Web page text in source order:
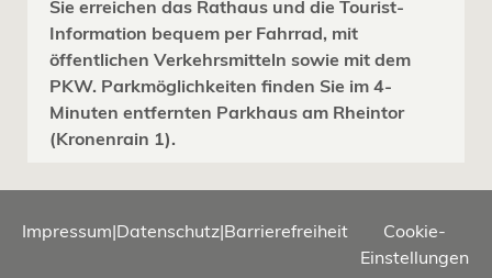
Sie erreichen das Rathaus und die Tourist-
Information bequem per Fahrrad, mit
öffentlichen Verkehrsmitteln sowie mit dem
PKW. Parkmöglichkeiten finden Sie im 4-
Minuten entfernten Parkhaus am Rheintor
(Kronenrain 1).
Impressum|Datenschutz|Barrierefreiheit
Cookie-
Einstellungen